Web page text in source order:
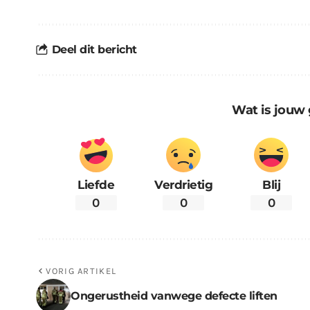
Deel dit bericht
Wat is jouw
Liefde
0
Verdrietig
0
Blij
0
VORIG ARTIKEL
Ongerustheid vanwege defecte liften